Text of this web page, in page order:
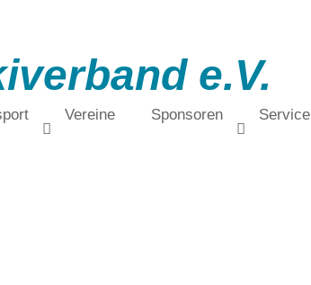
e.V.
Vereine Sponsoren Service